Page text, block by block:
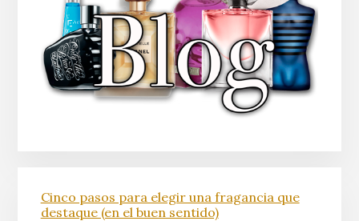
Cinco pasos para elegir una fragancia que
destaque (en el buen sentido)